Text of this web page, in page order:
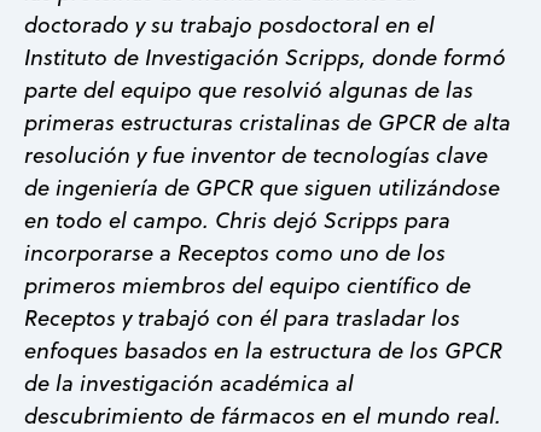
doctorado y su trabajo posdoctoral en el
Instituto de Investigación Scripps, donde formó
parte del equipo que resolvió algunas de las
primeras estructuras cristalinas de GPCR de alta
resolución y fue inventor de tecnologías clave
de ingeniería de GPCR que siguen utilizándose
en todo el campo. Chris dejó Scripps para
incorporarse a Receptos como uno de los
primeros miembros del equipo científico de
Receptos y trabajó con él para trasladar los
enfoques basados en la estructura de los GPCR
de la investigación académica al
descubrimiento de fármacos en el mundo real.